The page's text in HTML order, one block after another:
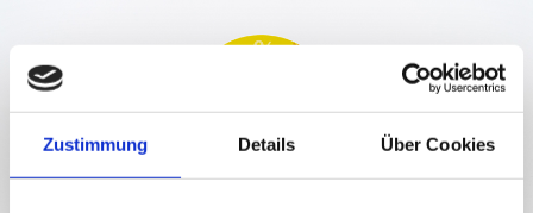
Zustimmung Details Über Cookies